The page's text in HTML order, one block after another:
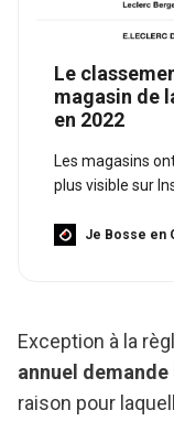
Le
magasin de
en 2022
Les magasins
plus visible sur
Je Bosse en
Exception à la
annuel
raison pour